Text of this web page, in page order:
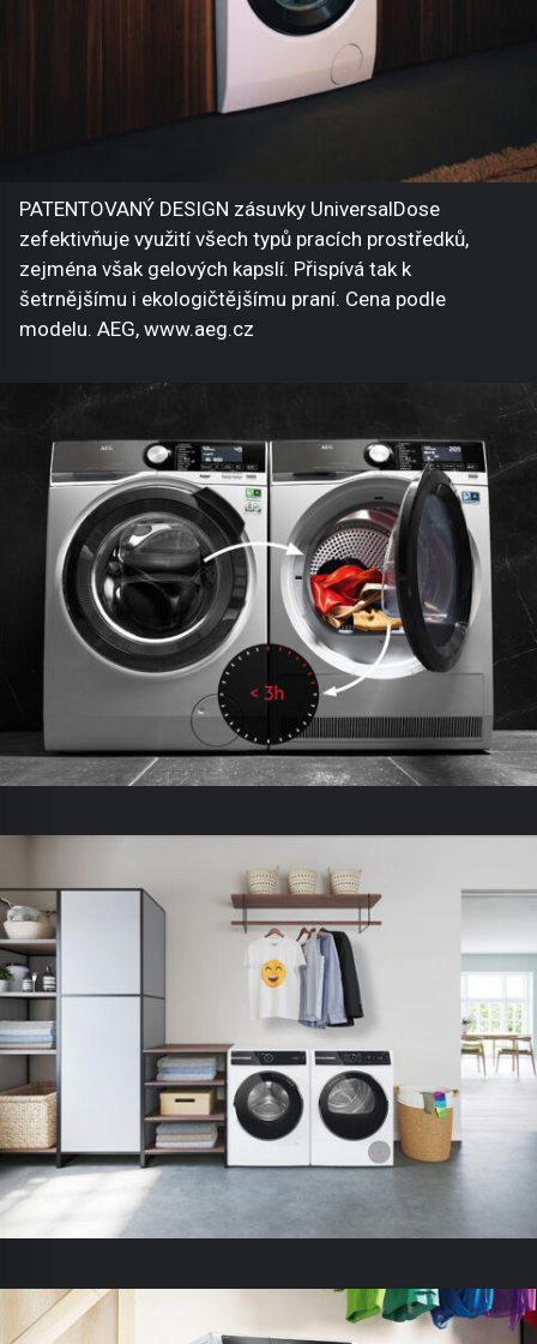
PATENTOVANÝ DESIGN zásuvky UniversalDose
zefektivňuje využití všech typů pracích prostředků,
zejména však gelových kapslí. Přispívá tak k
šetrnějšímu i ekologičtějšímu praní. Cena podle
modelu. AEG, www.aeg.cz